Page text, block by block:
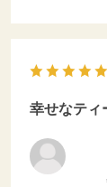
幸せなティ